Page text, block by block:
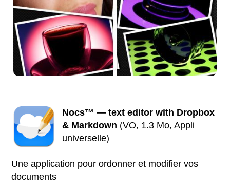
Nocs™ — text editor with Dropbox
& Markdown (VO, 1.3 Mo, Appli
universelle)
Une application pour ordonner et modifier vos
documents